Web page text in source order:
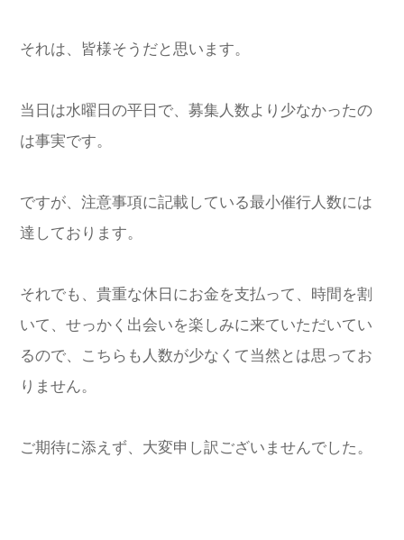
それは、皆様そうだと思います。
当日は水曜日の平日で、募集人数より少なかったの
は事実です。
ですが、注意事項に記載している最小催行人数には
達しております。
それでも、貴重な休日にお金を支払って、時間を割
いて、せっかく出会いを楽しみに来ていただいてい
るので、こちらも人数が少なくて当然とは思ってお
りません。
ご期待に添えず、大変申し訳ございませんでした。